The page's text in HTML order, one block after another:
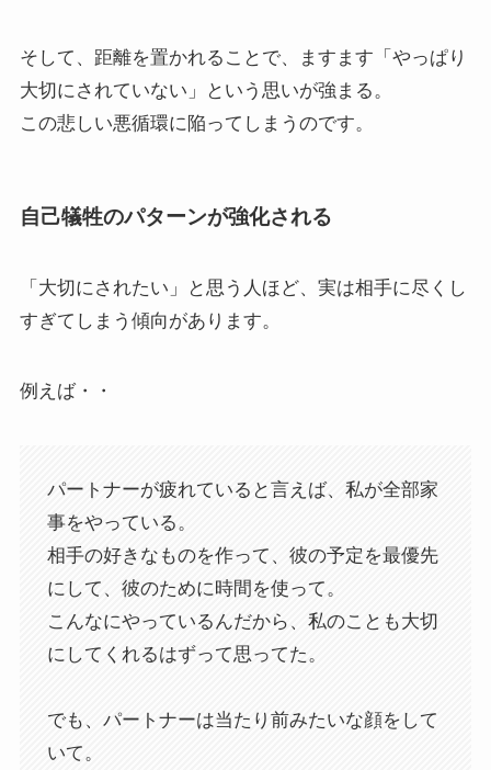
そして、距離を置かれることで、ますます「やっぱり
大切にされていない」という思いが強まる。
この悲しい悪循環に陥ってしまうのです。
自己犠牲のパターンが強化される
「大切にされたい」と思う人ほど、実は相手に尽くし
すぎてしまう傾向があります。
例えば・・
パートナーが疲れていると言えば、私が全部家
事をやっている。
相手の好きなものを作って、彼の予定を最優先
にして、彼のために時間を使って。
こんなにやっているんだから、私のことも大切
にしてくれるはずって思ってた。
でも、パートナーは当たり前みたいな顔をして
いて。